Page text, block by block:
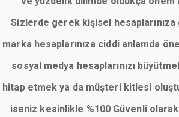
Sizlerde gerek kişisel
marka hesaplarınıza ciddi anlamda
sosyal medya hesaplarınızı
hitap etmek ya da müşteri kitlesi
iseniz kesinlikle %100 Güvenli